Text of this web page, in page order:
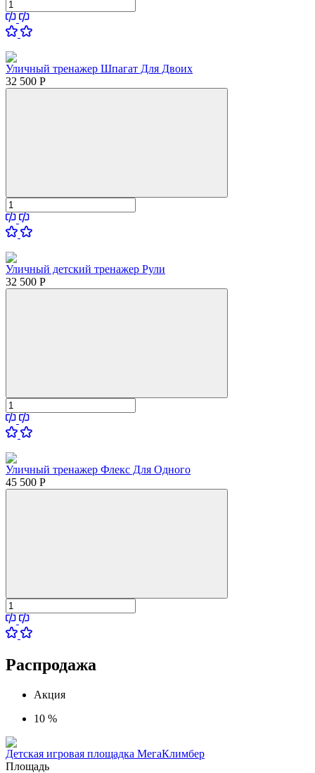
Уличный тренажер Шпагат Для Двоих
32 500 Р
Уличный детский тренажер Рули
32 500 Р
Уличный тренажер Флекс Для Одного
45 500 Р
Распродажа
Акция
10 %
Детская игровая площадка МегаКлимбер
Площадь